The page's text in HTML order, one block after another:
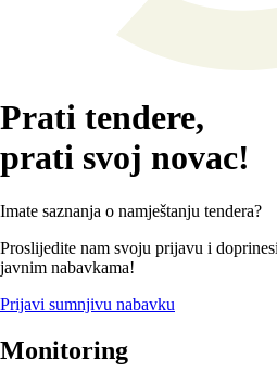
Prati tendere,
prati svoj novac!
Imate saznanja o namještanju tendera?
Proslijedite nam svoju prijavu i
javnim nabavkama!
Prijavi sumnjivu nabavku
Monitoring